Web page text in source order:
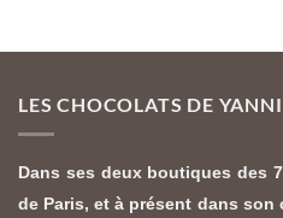
LES CHOCOLATS DE
Dans ses deux boutiques des
de Paris, et à présent dans son